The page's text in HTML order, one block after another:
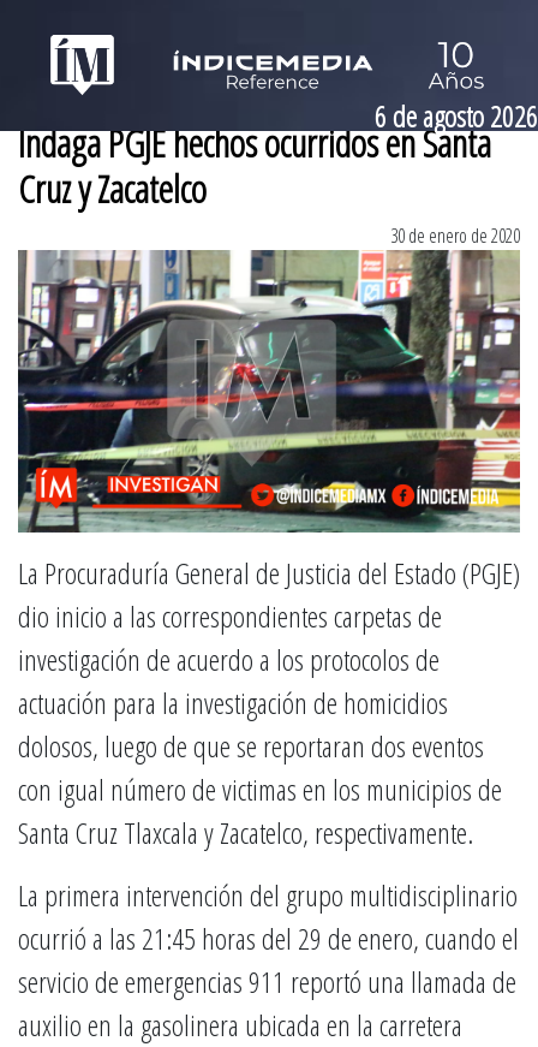
6 de agosto 2026
Indaga PGJE hechos ocurridos en Santa
Cruz y Zacatelco
30 de enero de 2020
La Procuraduría General de Justicia del Estado (PGJE)
dio inicio a las correspondientes carpetas de
investigación de acuerdo a los protocolos de
actuación para la investigación de homicidios
dolosos, luego de que se reportaran dos eventos
con igual número de victimas en los municipios de
Santa Cruz Tlaxcala y Zacatelco, respectivamente.
La primera intervención del grupo multidisciplinario
ocurrió a las 21:45 horas del 29 de enero, cuando el
servicio de emergencias 911 reportó una llamada de
auxilio en la gasolinera ubicada en la carretera